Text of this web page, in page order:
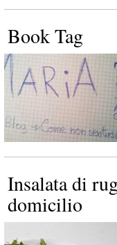
Book Tag
Insalata di
domicilio